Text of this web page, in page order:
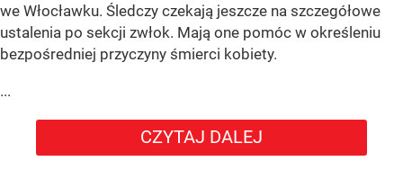
we Włocławku. Śledczy czekają jeszcze na szczegółowe
ustalenia po sekcji zwłok. Mają one pomóc w określeniu
bezpośredniej przyczyny śmierci kobiety.
...
CZYTAJ DALEJ